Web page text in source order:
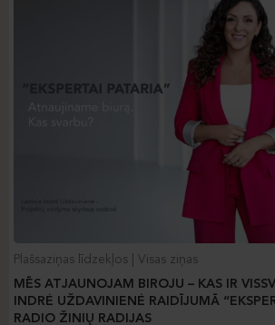
Plašsaziņas līdzekļos
Visas ziņas
MĒS ATJAUNOJAM BIROJU – KAS IR
INDRĖ UŽDAVINIENĖ RAIDĪJUMĀ
RADIO ŽINIŲ RADIJAS